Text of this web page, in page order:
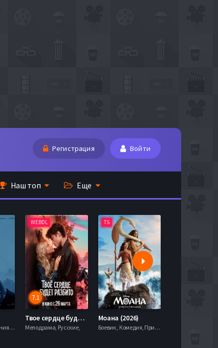
Регистрация Войти
Наш топ Еще
Боевик , Приключения, Фэнтези,
WEBDL
7.1
Твое сердце будет разбито (2026)
Мелодрама, Русские,
TS
Моана (2026)
Боевик , Комедия, Приключения, Семейный, Фэнтези,